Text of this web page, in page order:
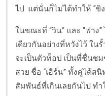
ไป แต่นั่นก็ไม่ได้ทำให้ “ขิ
ในขณะที่ “วิน” และ “ฟาง
เดียวกันอย่างที่หวังไว้ ใน
จะเป็นตัวท็อป เป็นที่ชื่นชม
สวย ชื่อ “เอิร์น” ทั้งคู่ได้
สัมพันธ์ที่เกินเลยกันไป ทำ